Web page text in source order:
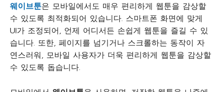
웨이브툰은 모바일에서도 매우 편리하게 웹툰을 감상할
수 있도록 최적화되어 있습니다. 스마트폰 화면에 맞게
UI가 조정되어, 언제 어디서든 손쉽게 웹툰을 즐길 수 있
습니다. 또한, 페이지를 넘기거나 스크롤하는 동작이 자
연스러워, 모바일 사용자가 더욱 편리하게 웹툰을 감상할
수 있도록 돕습니다.